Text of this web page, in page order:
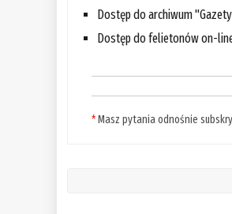
Dostęp do archiwum
Dostęp do felietonów on-
*Masz pytania odnośnie